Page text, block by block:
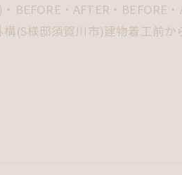
・AFTER・BEFORE・
(S様邸須賀川市)建物着工前